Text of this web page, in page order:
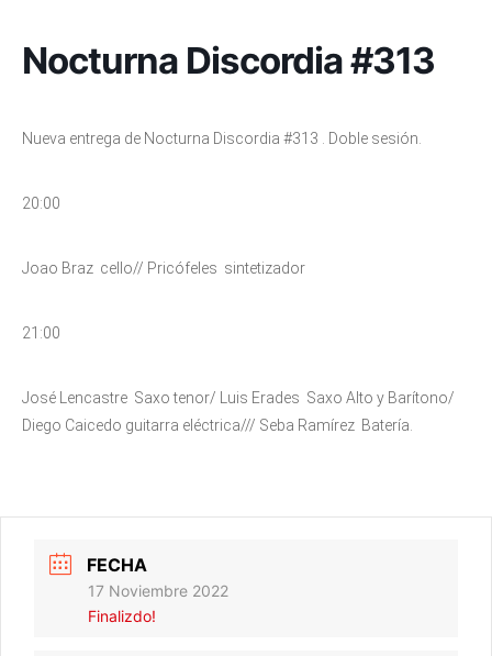
Nocturna Discordia #313
Nueva entrega de Nocturna Discordia #313 . Doble sesión.
20:00
Joao Braz cello// Pricófeles sintetizador
21:00
José Lencastre Saxo tenor/ Luis Erades Saxo Alto y Barítono/
Diego Caicedo guitarra eléctrica/// Seba Ramírez Batería.
FECHA
17 Noviembre 2022
Finalizdo!